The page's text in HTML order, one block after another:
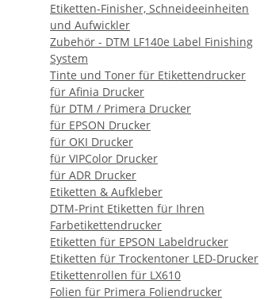
Etiketten-Finisher, Schneideeinheiten
und Aufwickler
Zubehör - DTM LF140e Label Finishing
System
Tinte und Toner für Etikettendrucker
für Afinia Drucker
für DTM / Primera Drucker
für EPSON Drucker
für OKI Drucker
für VIPColor Drucker
für ADR Drucker
Etiketten & Aufkleber
DTM-Print Etiketten für Ihren
Farbetikettendrucker
Etiketten für EPSON Labeldrucker
Etiketten für Trockentoner LED-Drucker
Etikettenrollen für LX610
Folien für Primera Foliendrucker